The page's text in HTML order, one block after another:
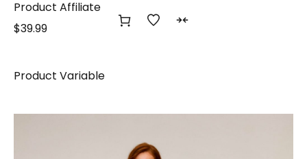
Product Affiliate
$39.99
Product Variable